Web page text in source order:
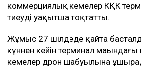
коммерциялық кемелер КҚК
тиеуді уақытша тоқтатты.
Жұмыс 27 шілдеде қайта
күннен кейін терминал
кемелер дрон шабуылына